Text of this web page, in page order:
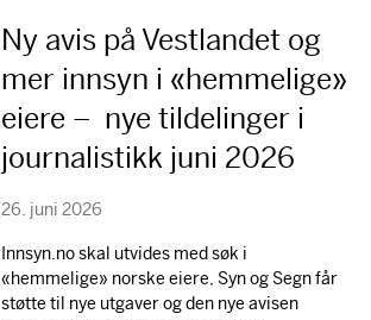
Ny avis på Vestlandet og
mer innsyn i «hemmelige»
eiere – nye tildelinger i
journalistikk juni 2026
26. juni 2026
Innsyn.no skal utvides med søk i
«hemmelige» norske eiere, Syn og Segn får
støtte til nye utgaver og den nye avisen